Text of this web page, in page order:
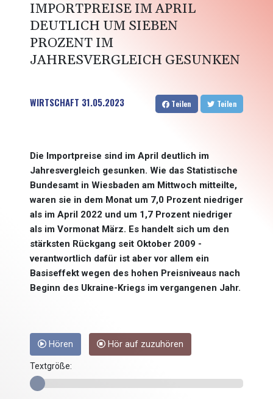
IMPORTPREISE IM APRIL
DEUTLICH UM SIEBEN
PROZENT IM
JAHRESVERGLEICH GESUNKEN
WIRTSCHAFT 31.05.2023 Teilen Teilen
Die Importpreise sind im April deutlich im
Jahresvergleich gesunken. Wie das Statistische
Bundesamt in Wiesbaden am Mittwoch mitteilte,
waren sie in dem Monat um 7,0 Prozent niedriger
als im April 2022 und um 1,7 Prozent niedriger
als im Vormonat März. Es handelt sich um den
stärksten Rückgang seit Oktober 2009 -
verantwortlich dafür ist aber vor allem ein
Basiseffekt wegen des hohen Preisniveaus nach
Beginn des Ukraine-Kriegs im vergangenen Jahr.
Hören Hör auf zuzuhören
Textgröße: